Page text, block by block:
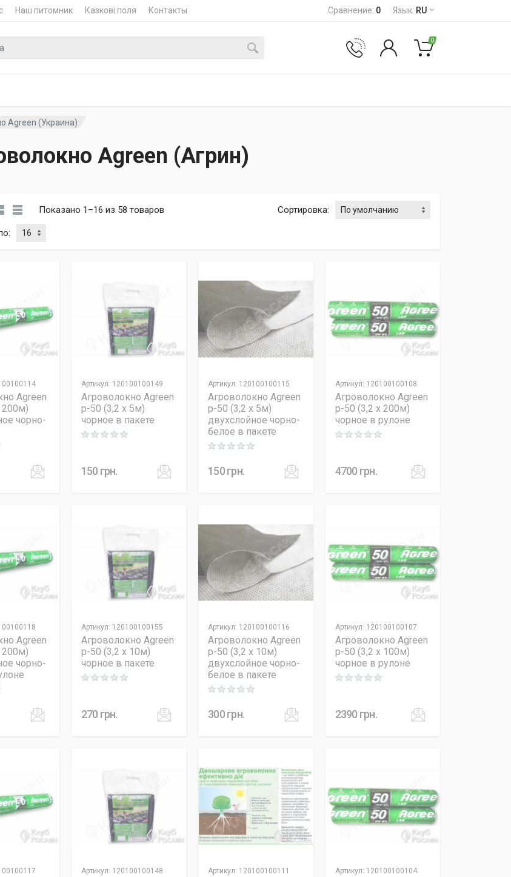
Наш питомник Казкові поля Контакты Сравнение: 0 Язык: RU
0
Agreen (Украина)
Аgreen (Агрин)
Показано 1–16 из 58 товаров Сортировка:
:
Agreen
200м)
чорно-
5
Артикул: 120100100149
Агроволокно Agreen
p-50 (3,2 x 5м)
чорное в пакете
Rating: 0 out of 5
150 грн.
Артикул: 120100100115
Агроволокно Agreen
p-50 (3,2 x 5м)
двухслойное чорно-
белое в пакете
Rating: 0 out of 5
150грн.
Артикул: 120100100108
Агроволокно Agreen
p-50 (3,2 x 200м)
чорное в рулоне
Rating: 0 out of 5
4700 грн.
Agreen
200м)
чорно-
5
Артикул: 120100100155
Агроволокно Agreen
p-50 (3,2 x 10м)
чорное в пакете
Rating: 0 out of 5
270 грн.
Артикул: 120100100116
Агроволокно Agreen
p-50 (3,2 x 10м)
двухслойное чорно-
белое в пакете
Rating: 0 out of 5
300грн.
Артикул: 120100100107
Агроволокно Agreen
p-50 (3,2 x 100м)
чорное в рулоне
Rating: 0 out of 5
2390 грн.
Артикул: 120100100148 Артикул: 120100100111 Артикул: 120100100104